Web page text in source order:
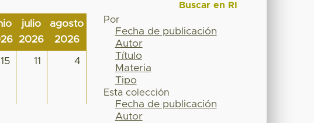
julio
2026
agosto
2026
15 11 4
Buscar en RI
Por
Fecha de publicación
Autor
Título
Materia
Tipo
Esta colección
Fecha de publicación
Autor